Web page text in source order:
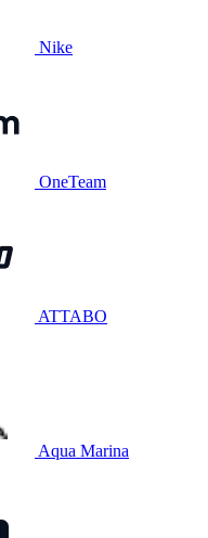
Nike
OneTeam
ATTABO
Aqua Marina